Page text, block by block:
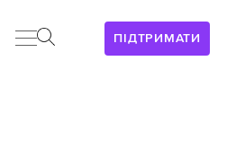
ПІДТРИМАТИ